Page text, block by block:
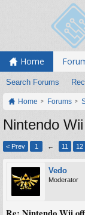
Home
Search Forums
Home Forums
Nintendo
< Prev 1 ← 11 12
Vedo
Moderator